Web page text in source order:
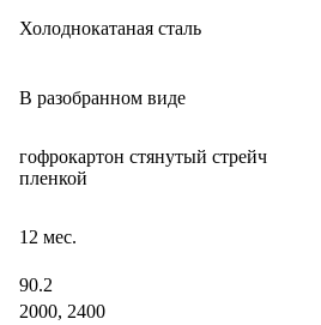
Холоднокатаная сталь
В разобранном виде
гофрокартон стянутый стрейч
пленкой
12 мес.
90.2
2000, 2400